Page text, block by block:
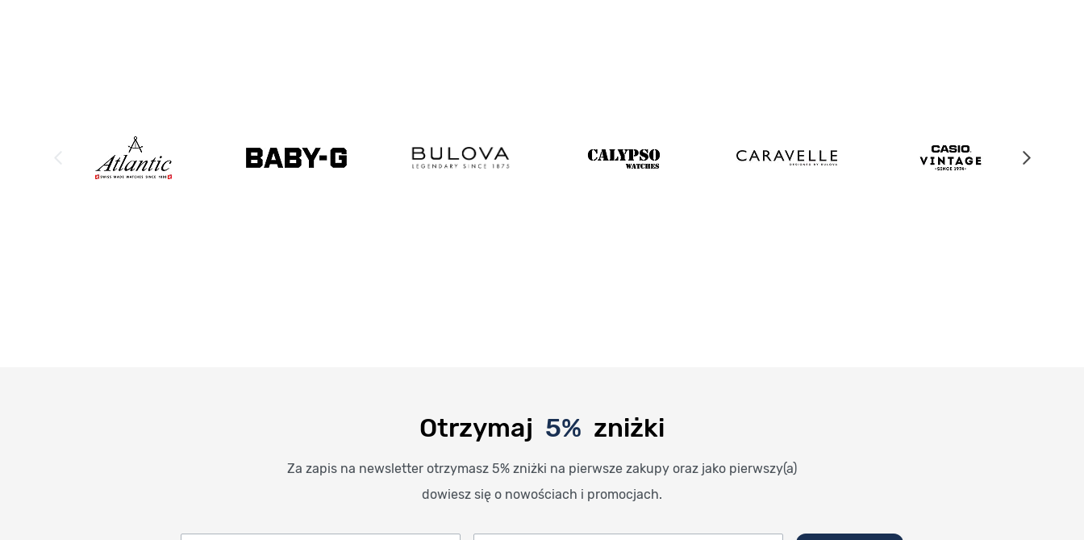
Otrzymaj 5% zniżki
Za zapis na newsletter otrzymasz 5% zniżki na pierwsze zakupy oraz jako pierwszy(a)
dowiesz się o nowościach i promocjach.